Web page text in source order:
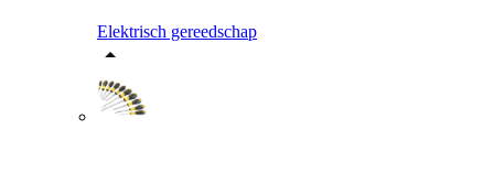
Elektrisch gereedschap